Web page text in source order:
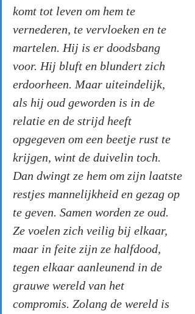
komt tot leven om hem te
vernederen, te vervloeken en te
martelen. Hij is er doodsbang
voor. Hij bluft en blundert zich
erdoorheen. Maar uiteindelijk,
als hij oud geworden is in de
relatie en de strijd heeft
opgegeven om een beetje rust te
krijgen, wint de duivelin toch.
Dan dwingt ze hem om zijn laatste
restjes mannelijkheid en gezag op
te geven. Samen worden ze oud.
Ze voelen zich veilig bij elkaar,
maar in feite zijn ze halfdood,
tegen elkaar aanleunend in de
grauwe wereld van het
compromis. Zolang de wereld is